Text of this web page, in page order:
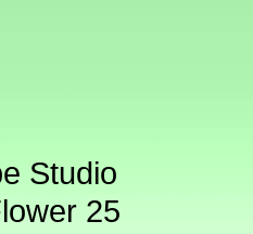
Studio
25